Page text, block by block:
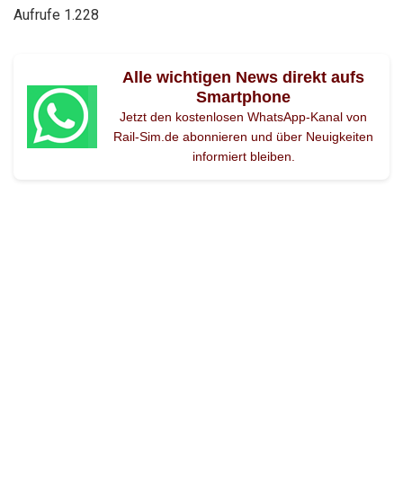
Aufrufe 1.228
Alle wichtigen News direkt aufs
Smartphone
Jetzt den kostenlosen WhatsApp-Kanal von
Rail-Sim.de abonnieren und über Neuigkeiten
informiert bleiben.